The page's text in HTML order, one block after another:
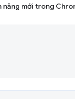
năng mới trong